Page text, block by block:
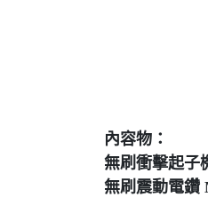
內容物：
無刷衝擊起子
無刷震動電鑽